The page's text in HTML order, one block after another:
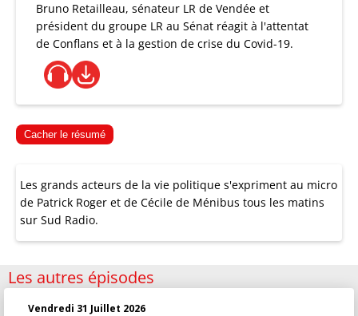
Bruno Retailleau, sénateur LR de Vendée et
président du groupe LR au Sénat réagit à l'attentat
de Conflans et à la gestion de crise du Covid-19.
Cacher le résumé
Les grands acteurs de la vie politique s'expriment au micro
de Patrick Roger et de Cécile de Ménibus tous les matins
sur Sud Radio.
Les autres épisodes
Vendredi 31 Juillet 2026